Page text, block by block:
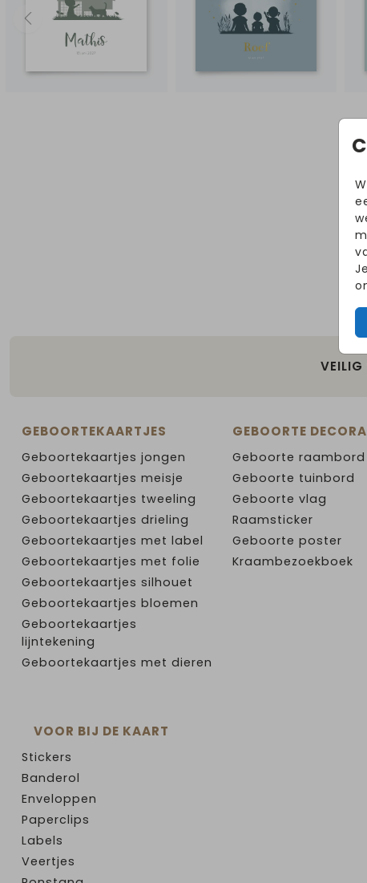
VEILIG
GEBOORTEKAARTJES
Geboortekaartjes jongen
Geboortekaartjes meisje
Geboortekaartjes tweeling
Geboortekaartjes drieling
Geboortekaartjes met label
Geboortekaartjes met folie
Geboortekaartjes silhouet
Geboortekaartjes bloemen
Geboortekaartjes
lijntekening
Geboortekaartjes met dieren
VOOR BIJ DE KAART
Stickers
Banderol
Enveloppen
Paperclips
Labels
Veertjes
GEBOORTE
Geboorte raambord
Geboorte tuinbord
Geboorte vlag
Raamsticker
Geboorte poster
Kraambezoekboek